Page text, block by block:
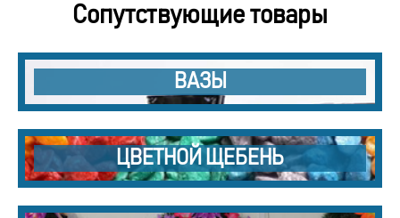
Сопутствующие товары
ВАЗЫ
ЦВЕТНОЙ ЩЕБЕНЬ